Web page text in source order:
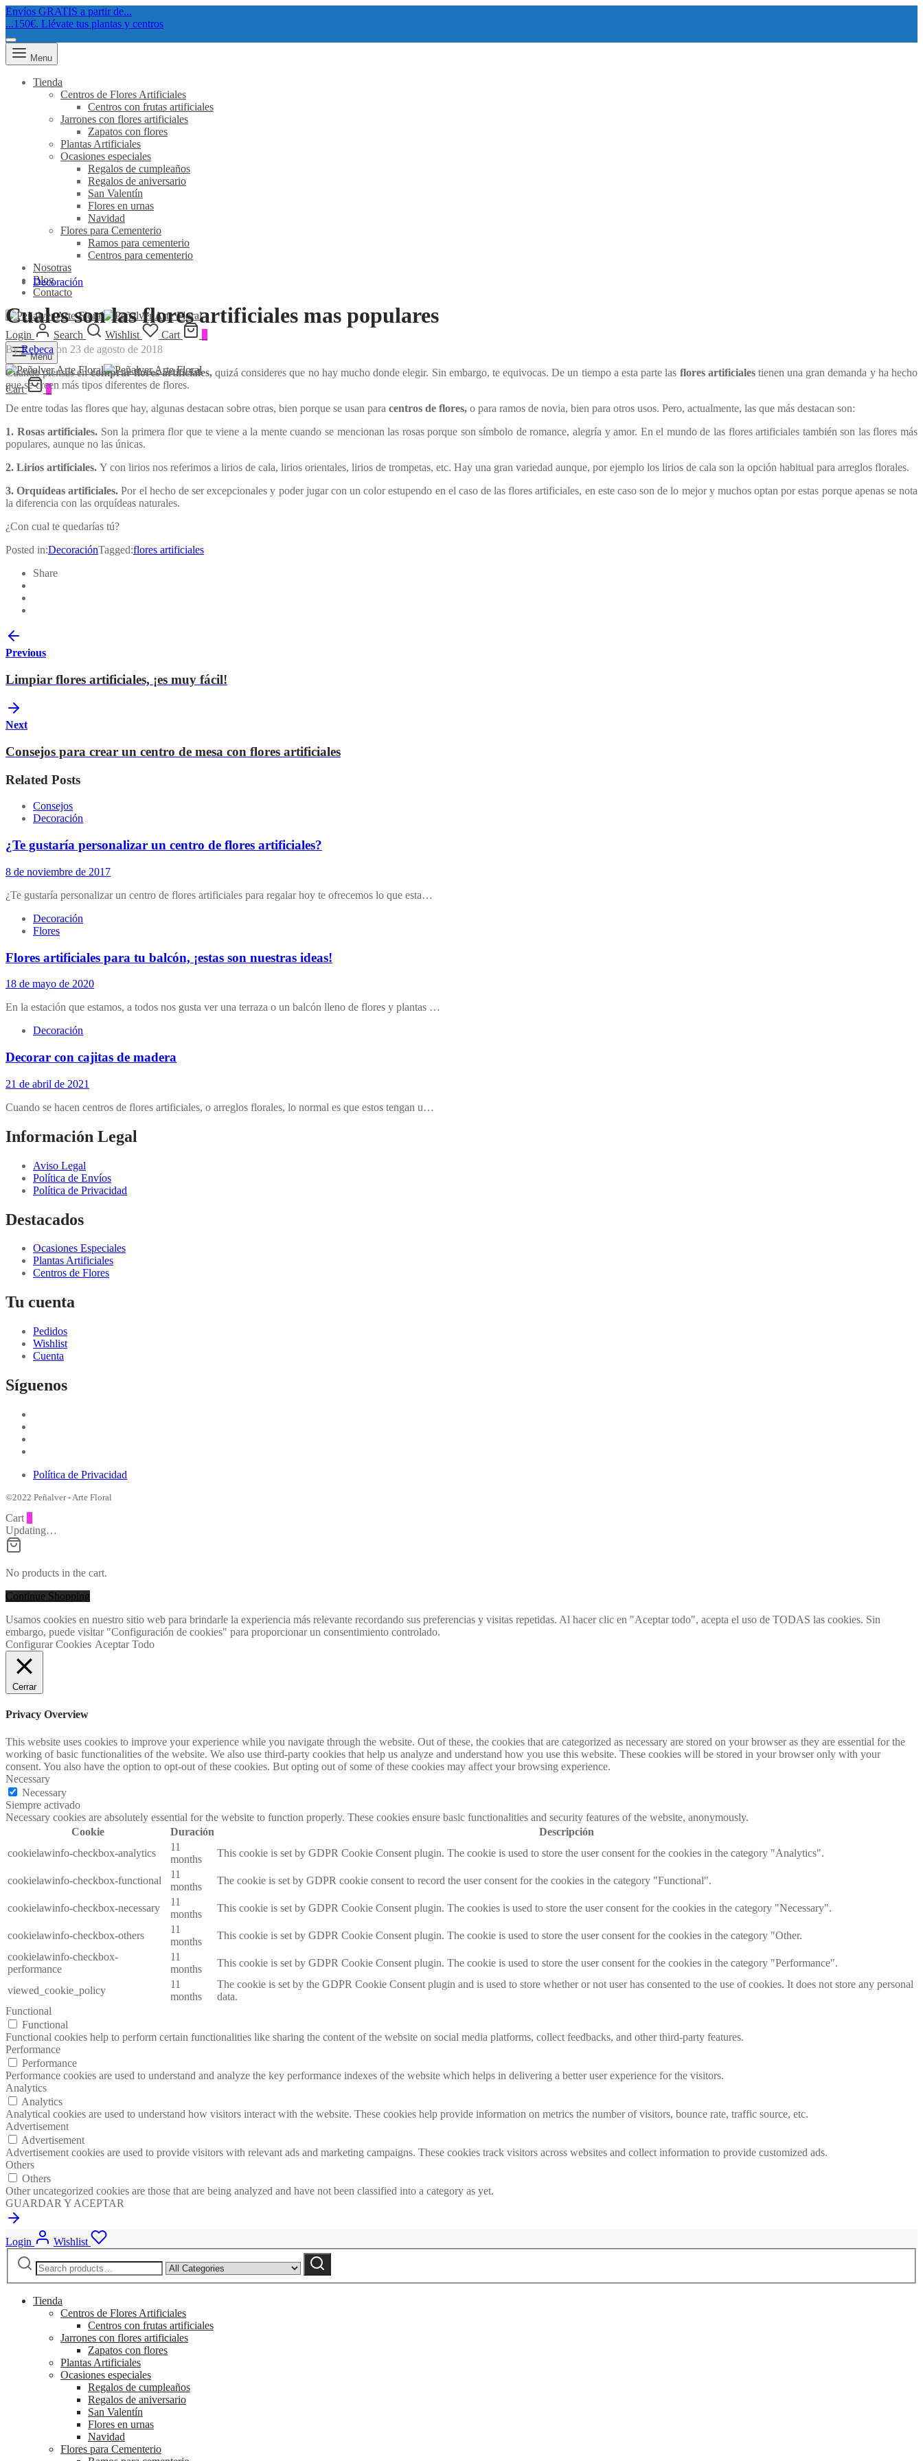
Envíos GRATIS a partir de...
...150€. Llévate tus plantas y centros
Menu
Tienda
Centros de Flores Artificiales
Centros con frutas artificiales
Jarrones con flores artificiales
Zapatos con flores
Plantas Artificiales
Ocasiones especiales
Regalos de cumpleaños
Regalos de aniversario
San Valentín
Flores en urnas
Navidad
Flores para Cementerio
Ramos para cementerio
Centros para cementerio
Nosotras
Blog
Contacto
Login Search Wishlist Cart
Menu
Cart 0
Decoración
Cuales son las flores artificiales mas populares
ByRebeca on 23 de agosto de 2018
Cuando piensas encomprar flores artificiales,quizá consideres que no hay mucho donde elegir. Sin embargo, te equivocas. De un tiempo a esta parte las flores artificiales tienen una gran demanda y ha hecho
que se creen más tipos diferentes de flores.
De entre todas las flores que hay, algunas destacan sobre otras, bien porque se usan para centros de flores, o para ramos de novia, bien para otros usos. Pero, actualmente, las que más destacan son:
1. Rosas artificiales. Son la primera flor que te viene a la mente cuando se mencionan las rosas porque son símbolo de romance, alegría y amor. En el mundo de las flores artificiales también son las flores más
populares, aunque no las únicas.
2. Lirios artificiales. Y con lirios nos referimos a lirios de cala, lirios orientales, lirios de trompetas, etc. Hay una gran variedad aunque, por ejemplo los lirios de cala son la opción habitual para arreglos florales.
3. Orquídeas artificiales.Por el hecho de ser excepcionales y poder jugar con un color estupendo en el caso de las flores artificiales, en este caso son de lo mejor y muchos optan por estas porque apenas se nota
la diferencia con las orquídeas naturales.
¿Con cual te quedarías tú?
Posted in:DecoraciónTagged:flores artificiales
Share
Previous
Limpiar flores artificiales, ¡es muy fácil!
Next
Consejos para crear un centro de mesa con flores artificiales
Related Posts
Consejos
Decoración
¿Te gustaría personalizar un centro de flores artificiales?
8 de noviembre de 2017
¿Te gustaría personalizar un centro de flores artificiales para regalar hoy te ofrecemos lo que esta…
Decoración
Flores
Flores artificiales para tu balcón, ¡estas son nuestras ideas!
18 de mayo de 2020
En la estación que estamos, a todos nos gusta ver una terraza o un balcón lleno de flores y plantas …
Decoración
Decorar con cajitas de madera
21 de abril de 2021
Cuando se hacen centros de flores artificiales, o arreglos florales, lo normal es que estos tengan u…
Información Legal
Aviso Legal
Política de Envíos
Política de Privacidad
Destacados
Ocasiones Especiales
Plantas Artificiales
Centros de Flores
Tu cuenta
Pedidos
Wishlist
Cuenta
Síguenos
Política de Privacidad
©2022 Peñalver - Arte Floral
Cart
Updating…
No products in the cart.
Continue Shopping
Usamos cookies en nuestro sitio web para brindarle la experiencia más relevante recordando sus preferencias y visitas repetidas. Al hacer clic en "Aceptar todo", acepta el uso de TODAS las cookies. Sin
embargo, puede visitar "Configuración de cookies" para proporcionar un consentimiento controlado.
Configurar Cookies Aceptar Todo
Cerrar
Privacy Overview
This website uses cookies to improve your experience while you navigate through the website. Out of these, the cookies that are categorized as necessary are stored on your browser as they are essential for the
working of basic functionalities of the website. We also use third-party cookies that help us analyze and understand how you use this website. These cookies will be stored in your browser only with your
consent. You also have the option to opt-out of these cookies. But opting out of some of these cookies may affect your browsing experience.
Necessary
Necessary
Siempre activado
Necessary cookies are absolutely essential for the website to function properly. These cookies ensure basic functionalities and security features of the website, anonymously.
Cookie
Duración
Descripción
cookielawinfo-checkbox-analytics
11
months
This cookie is set by GDPR Cookie Consent plugin. The cookie is used to store the user consent for the cookies in the category "Analytics".
cookielawinfo-checkbox-functional
11
months
The cookie is set by GDPR cookie consent to record the user consent for the cookies in the category "Functional".
cookielawinfo-checkbox-necessary
11
months
This cookie is set by GDPR Cookie Consent plugin. The cookies is used to store the user consent for the cookies in the category "Necessary".
cookielawinfo-checkbox-others
11
months
This cookie is set by GDPR Cookie Consent plugin. The cookie is used to store the user consent for the cookies in the category "Other.
cookielawinfo-checkbox-
performance
11
months
This cookie is set by GDPR Cookie Consent plugin. The cookie is used to store the user consent for the cookies in the category "Performance".
viewed_cookie_policy
11
months
The cookie is set by the GDPR Cookie Consent plugin and is used to store whether or not user has consented to the use of cookies. It does not store any personal
data.
Functional
Functional
Functional cookies help to perform certain functionalities like sharing the content of the website on social media platforms, collect feedbacks, and other third-party features.
Performance
Performance
Performance cookies are used to understand and analyze the key performance indexes of the website which helps in delivering a better user experience for the visitors.
Analytics
Analytics
Analytical cookies are used to understand how visitors interact with the website. These cookies help provide information on metrics the number of visitors, bounce rate, traffic source, etc.
Advertisement
Advertisement
Advertisement cookies are used to provide visitors with relevant ads and marketing campaigns. These cookies track visitors across websites and collect information to provide customized ads.
Others
Others
Other uncategorized cookies are those that are being analyzed and have not been classified into a category as yet.
GUARDAR Y ACEPTAR
Login
Wishlist
Search
for:
by
category:
Search
Tienda
Centros de Flores Artificiales
Centros con frutas artificiales
Jarrones con flores artificiales
Zapatos con flores
Plantas Artificiales
Ocasiones especiales
Regalos de cumpleaños
Regalos de aniversario
San Valentín
Flores en urnas
Navidad
Flores para Cementerio